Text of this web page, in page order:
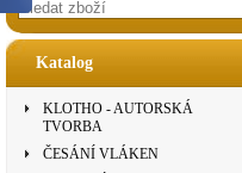
Katalog
KLOTHO - AUTORSKÁ
TVORBA
ČESÁNÍ VLÁKEN